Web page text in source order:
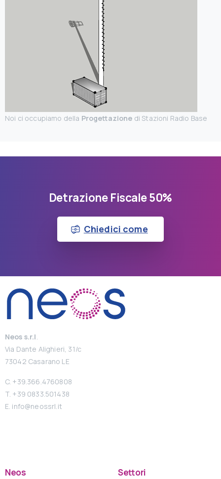
Noi ci occupiamo della Progettazione di Stazioni Radio Base
Detrazione Fiscale 50%
Chiedici come
Neos s.r.l.
Via Dante Alighieri, 31/c
73042 Casarano LE
C. +39.366.4760808
T. +39 0833.501438
E. info@neossrl.it
Neos Settori